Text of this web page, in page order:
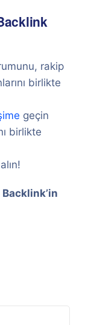
rakip
birlikte
geçin
birlikte
Backlink’in